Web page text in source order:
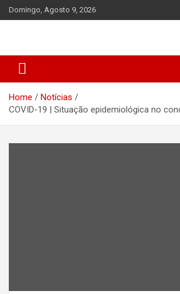
Skip
to
Domingo, Agosto 9, 2026
Home
Notícias
COVID-19 | Situação epidemiológica no